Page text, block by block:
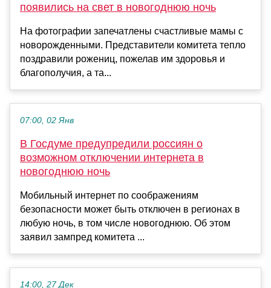
появились на свет в новогоднюю ночь
На фотографии запечатлены счастливые мамы с
новорожденными. Представители комитета тепло
поздравили рожениц, пожелав им здоровья и
благополучия, а та...
07:00, 02 Янв
В Госдуме предупредили россиян о
возможном отключении интернета в
новогоднюю ночь
Мобильный интернет по соображениям
безопасности может быть отключен в регионах в
любую ночь, в том числе новогоднюю. Об этом
заявил зампред комитета ...
14:00, 27 Дек